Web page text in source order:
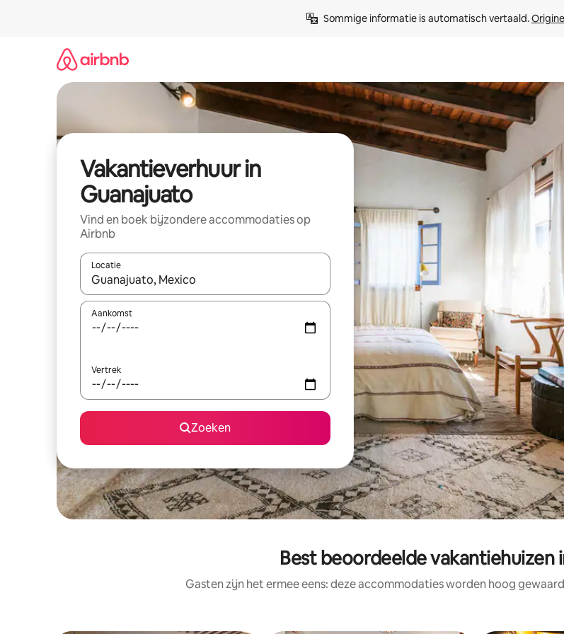
Sommige informatie is automatisch vertaald.
Vakantieverhuur in
Guanajuato
Vind en boek bijzondere accommodaties op
Airbnb
Locatie
Wanneer er suggesties beschikbaar zijn, maak je een keuze met je de pijltjestoetsen omhoog en
Aankomst
Vertrek
Zoeken
Best beoordeelde vakantiehuizen
Gasten zijn het ermee eens: deze accommodaties worden hoog